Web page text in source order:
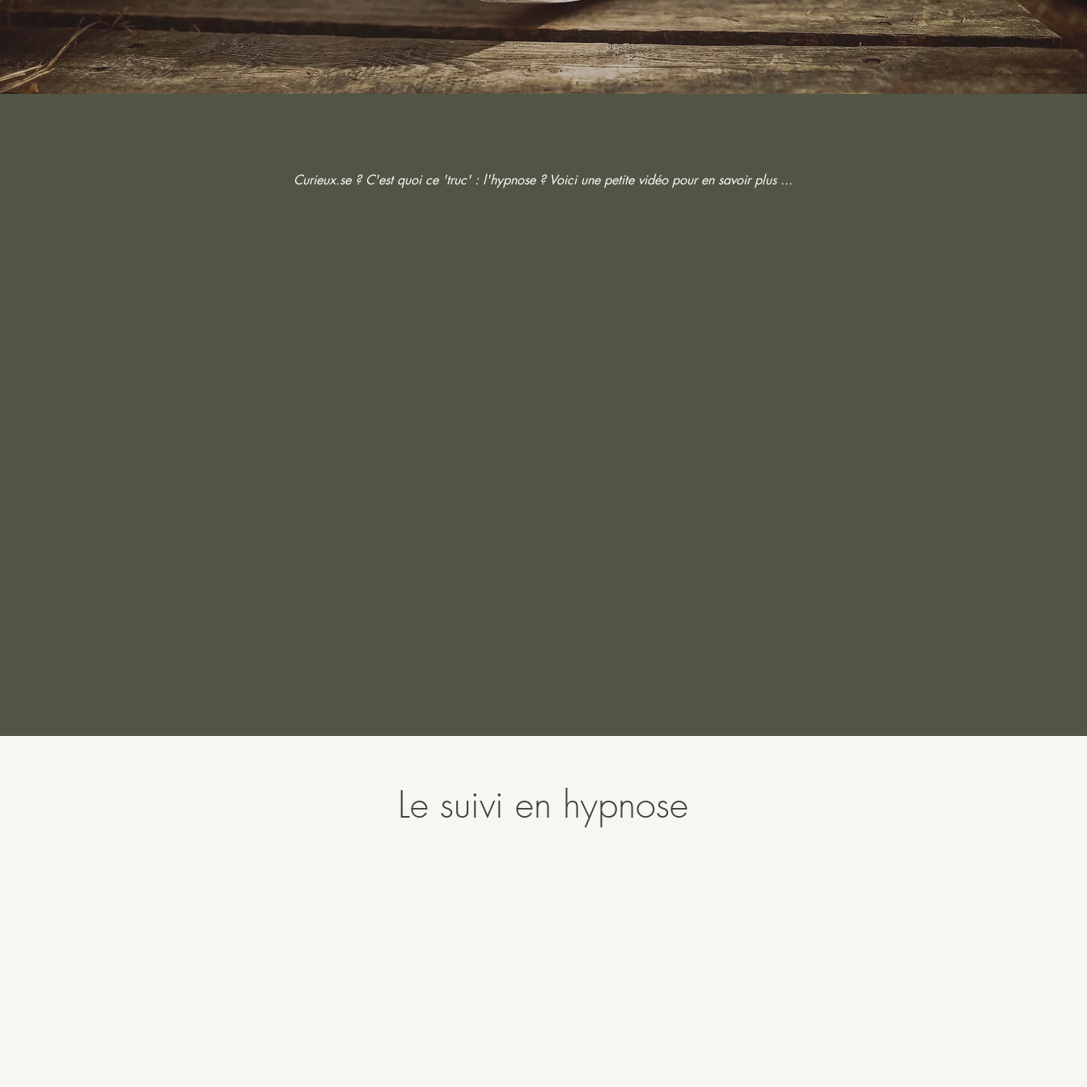
Curieux.se ? C'est quoi ce 'truc' : l'hypnose ? Voici une petite vidéo pour en savoir plus ...
Le suivi en hypnose